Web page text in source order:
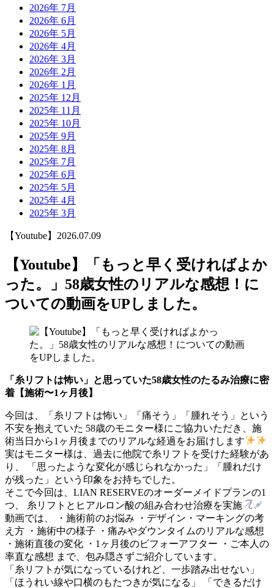
2026年 7月
2026年 6月
2026年 5月
2026年 4月
2026年 3月
2026年 2月
2026年 1月
2025年 12月
2025年 11月
2025年 10月
2025年 9月
2025年 8月
2025年 7月
2025年 6月
2025年 5月
2025年 4月
2025年 3月
【Youtube】 2026.07.09
【Youtube】「もっと早く受ければよか
った。」58歳女性のリアルな感想！に
ついての動画をUPしました。
「糸リフトは怖い」と思っていた58歳女性のたるみ治療に密
着【施術〜1ヶ月後】
今回は、「糸リフトは怖い」「痛そう」「腫れそう」という
不安を抱えていた 58歳のモニター様にご協力いただき、施
術当日から1ヶ月後までのリアルな経過をお届けします
実はモニター様は、過去に他院で糸リフトを受けた経験があ
り、 「思ったような変化が感じられなかった」「腫れだけ
が残った」という印象をお持ちでした。
そこで今回は、LIAN RESERVEのオーダーメイドプランの1
つ、 糸リフトとヒアルロン酸の組み合わせ治療を実施
動画では、 ・施術前のお悩み ・デザイン・マーキングの考
え方 ・施術中の様子 ・痛みやダウンタイムのリアルな感想
・施術直後の変化 ・1ヶ月後のビフォーアフター ・ご本人の
率直な感想 まで、包み隠さずご紹介しています。
「糸リフトが気になっているけれど、一歩踏み出せない」
「ほうれい線や口横のもたつきが気になる」 「できるだけ